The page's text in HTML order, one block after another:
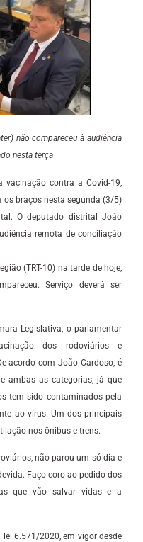
não compareceu à audiência
nesta terça
contra a Covid-19,
os braços nesta segunda (3/5)
O deputado distrital João
remota de conciliação
(TRT-10) na tarde de hoje,
Serviço deverá ser
Legislativa, o parlamentar
dos rodoviários e
acordo com João Cardoso, é
ambas as categorias, já que
tem sido contaminados pela
ao vírus. Um dos principais
nos ônibus e trens.
não parou um só dia e
Faço coro ao pedido dos
que vão salvar vidas e a
6.571/2020, em vigor desde